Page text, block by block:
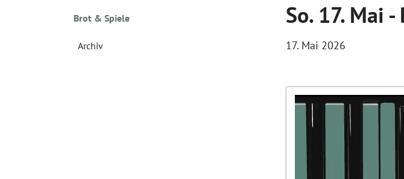
So. 17. Mai
17. Mai 2026
Navigation
Brot & Spiele
Archiv